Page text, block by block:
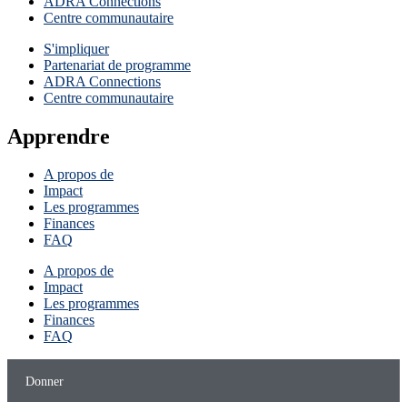
Centre communautaire
S'impliquer
Partenariat de programme
ADRA Connections
Centre communautaire
Apprendre
A propos de
Impact
Les programmes
Finances
FAQ
A propos de
Impact
Les programmes
Finances
FAQ
Donner